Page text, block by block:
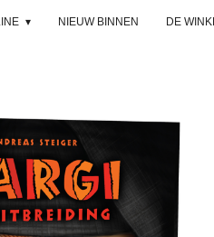
NIEUW BINNEN DE